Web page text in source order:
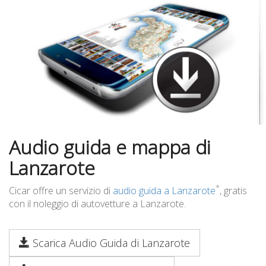
Audio guida e mappa di
Lanzarote
Cicar offre un servizio di audio guida a Lanzarote*, gratis
con il noleggio di autovetture a Lanzarote.
Scarica Audio Guida di Lanzarote